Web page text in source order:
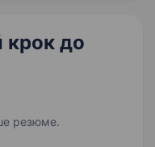
до
резюме.